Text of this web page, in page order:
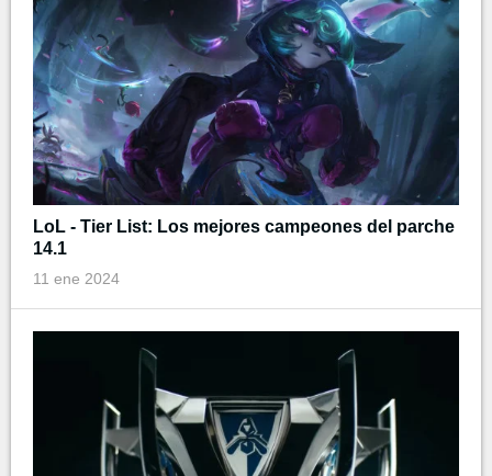
LoL - Tier List: Los mejores campeones del parche
14.1
11 ene 2024